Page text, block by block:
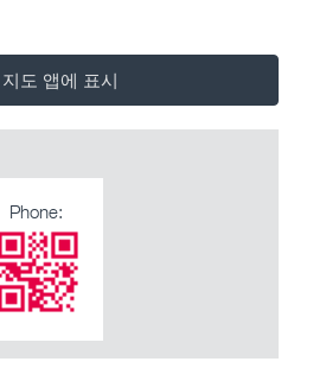
지도 앱에 표시
Phone: